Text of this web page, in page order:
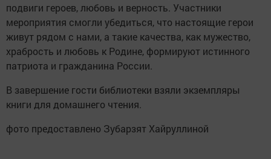
подвиги героев, любовь и верность. Участники
мероприятия смогли убедиться, что настоящие герои
живут рядом с нами, а такие качества, как мужество,
храбрость и любовь к Родине, формируют истинного
патриота и гражданина России.
В завершение гости библиотеки взяли экземпляры
книги для домашнего чтения.
фото предоставлено Зубарзят Хайруллиной